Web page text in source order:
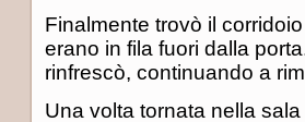
Finalmente trovò il
erano in fila fuori dalla
rinfrescò, continuando a
Una volta tornata nella